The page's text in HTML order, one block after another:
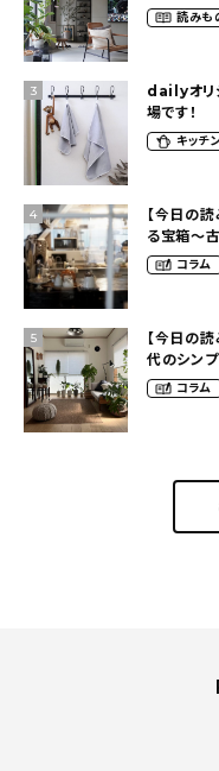
らす（読みも
3
dailyオリ
場です！
キッチ
4
【今日の
る宝箱〜
（
コラム
5
【今日の
代のシン
（
コラム